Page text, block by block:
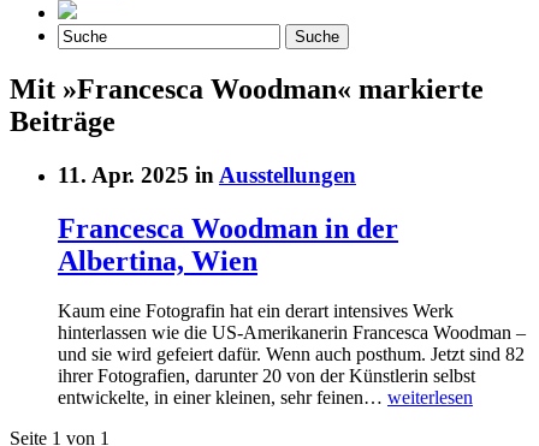
Mit »Francesca Woodman« markierte
Beiträge
11. Apr. 2025 in Ausstellungen
Francesca Woodman in der
Albertina, Wien
Kaum eine Fotografin hat ein derart intensives Werk
hinterlassen wie die US-Amerikanerin Francesca Woodman –
und sie wird gefeiert dafür. Wenn auch posthum. Jetzt sind 82
ihrer Fotografien, darunter 20 von der Künstlerin selbst
entwickelte, in einer kleinen, sehr feinen… weiterlesen
Seite 1 von 1